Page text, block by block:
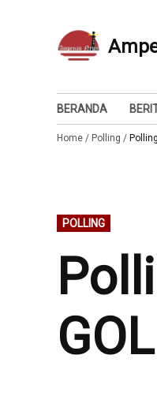
BERANDA
Home / Polling /
POSTED
IN
POLLING